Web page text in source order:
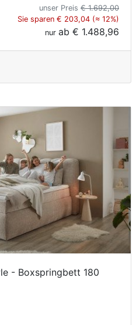
unser Preis € 1.692,00
Sie sparen € 203,04 (≈ 12%)
nur ab € 1.488,96
- Boxspringbett 180